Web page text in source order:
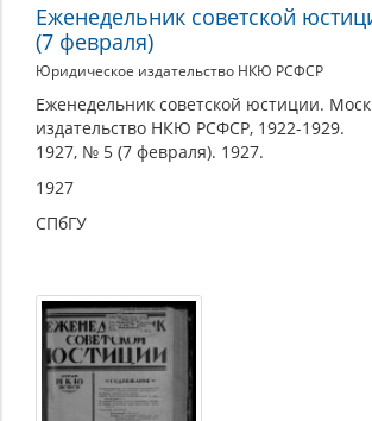
Еженедельник советской
(7 февраля)
Юридическое издательство НКЮ РСФСР
Еженедельник советской юстиции.
издательство НКЮ РСФСР, 1922-1929.
1927, № 5 (7 февраля). 1927.
1927
СПбГУ